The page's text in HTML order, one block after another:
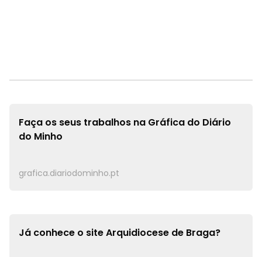
Faça os seus trabalhos na Gráfica do Diário
do Minho
grafica.diariodominho.pt
Já conhece o siteArquidiocese de Braga?